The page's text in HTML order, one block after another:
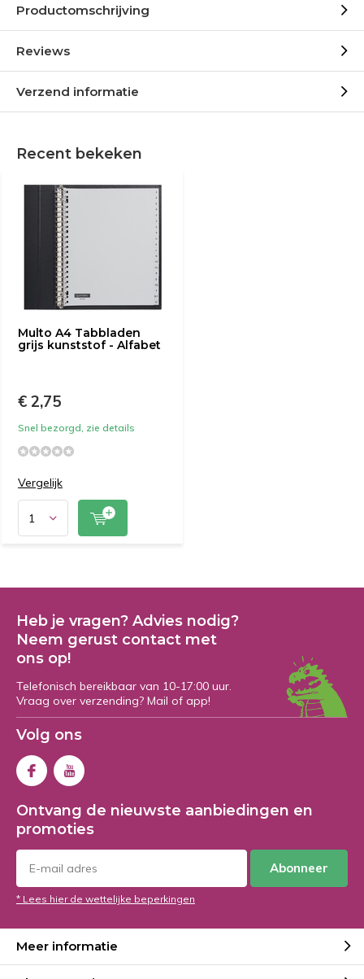
Productomschrijving
Reviews
Verzend informatie
Recent bekeken
Multo A4 Tabbladen
grijs kunststof - Alfabet
€ 2,75
Snel bezorgd, zie details
Vergelijk
Heb je vragen? Advies nodig?
Neem gerust contact met
ons op!
Telefonisch bereikbaar van 10-17:00 uur.
Vraag over verzending? Mail of app!
Volg ons
Ontvang de nieuwste aanbiedingen en
promoties
Abonneer
* Lees hier de wettelijke beperkingen
Meer informatie